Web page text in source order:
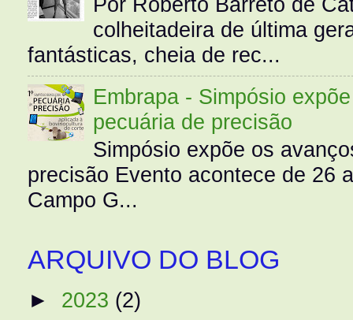
colheitadeira de última
fantásticas, cheia de rec...
Embrapa - Simpósio
pecuária de precisão
Simpósio expõe os
precisão Evento acontece de 26
Campo G...
ARQUIVO DO BLOG
► 2023 (2)